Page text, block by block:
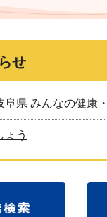
せ
阜県 みんなの健康
ょう